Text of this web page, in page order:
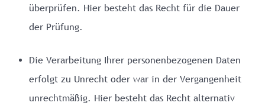
überprüfen. Hier besteht das Recht für die Dauer
der Prüfung.
Die Verarbeitung Ihrer personenbezogenen Daten
erfolgt zu Unrecht oder war in der Vergangenheit
unrechtmäßig. Hier besteht das Recht alternativ